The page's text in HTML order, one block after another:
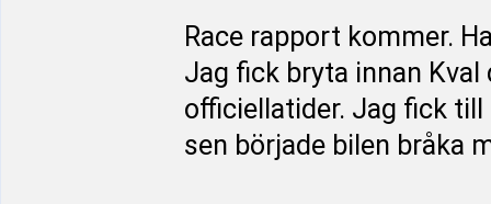
Race rapport kommer.
Jag fick bryta innan Kval
officiellatider. Jag fick
sen började bilen bråka